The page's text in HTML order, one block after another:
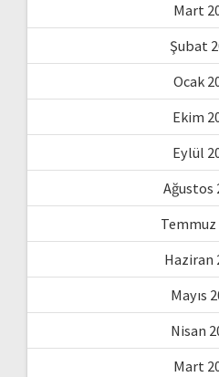
Mart
Şubat
Ocak
Ekim
Eylül
Ağustos
Temmuz
Haziran
Mayıs
Nisan
Mart